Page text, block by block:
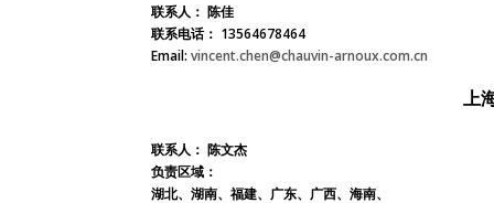
联系人： 陈佳
联系电话： 13564678464
Email: vincent.chen@chauvin-arnoux.com.cn
上
联系人： 陈文杰
负责区域：
湖北、湖南、福建、广东、广西、海南、